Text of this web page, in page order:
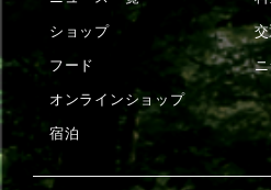
ショップ
フード
オンラインショップ
宿泊